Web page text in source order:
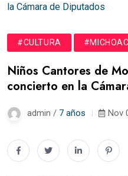
la Cámara de Diputados
#CULTURA
Niños Cantores de
concierto en la
admin / 7 años Nov